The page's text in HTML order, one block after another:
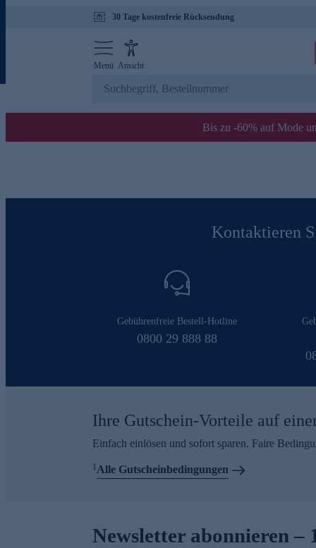
30 Tage kostenfreie Rücksendung
Menü Ansicht
Bis zu -60% auf Mode
Kontaktieren
Gebührenfreie Bestell-Hotline
0800 29 888 88
Ihre Gutschein-Vorteile auf
Einfach einlösen und sofort sparen. Faire
1Alle Gutscheinbedingungen
Newsletter abonnieren –